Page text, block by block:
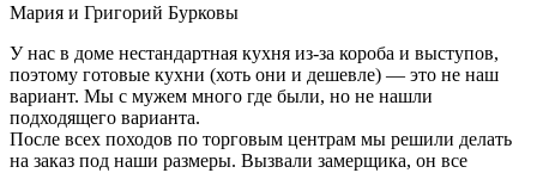
Мария и Григорий Бурковы
У нас в доме нестандартная кухня из-за короба и выступов,
поэтому готовые кухни (хоть они и дешевле) — это не наш
вариант. Мы с мужем много где были, но не нашли
подходящего варианта.
После всех походов по торговым центрам мы решили делать
на заказ под наши размеры. Вызвали замерщика, он все